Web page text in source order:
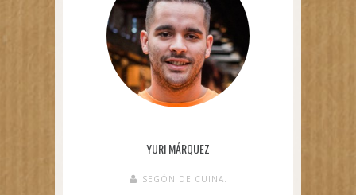
YURI MÁRQUEZ
SEGÓN DE CUINA.